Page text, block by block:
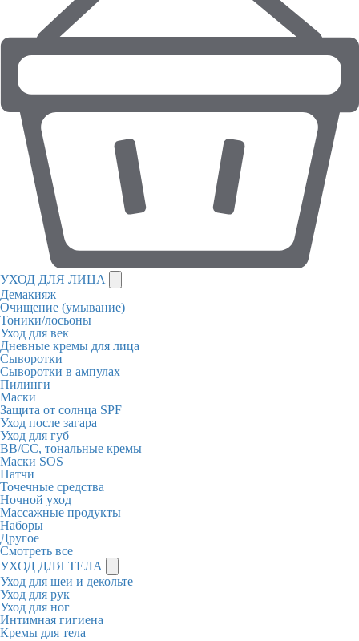
УХОД ДЛЯ ЛИЦА
Демакияж
Очищение (умывание)
Тоники/лосьоны
Уход для век
Дневные кремы для лица
Сыворотки
Сыворотки в ампулах
Пилинги
Маски
Защита от солнца SPF
Уход после загара
Уход для губ
BB/CC, тональные кремы
Маски SOS
Патчи
Точечные средства
Ночной уход
Массажные продукты
Наборы
Другое
Смотреть все
УХОД ДЛЯ ТЕЛА
Уход для шеи и декольте
Уход для рук
Уход для ног
Интимная гигиена
Кремы для тела